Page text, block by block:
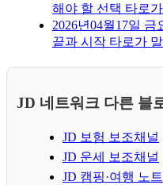
해야 할 선택 타로
2026년04월17일
끝과 시작 타로가
JD 네트워크 다른 블
JD 보험 보조채널
JD 운세 보조채널
JD 캠핑·여행 노트